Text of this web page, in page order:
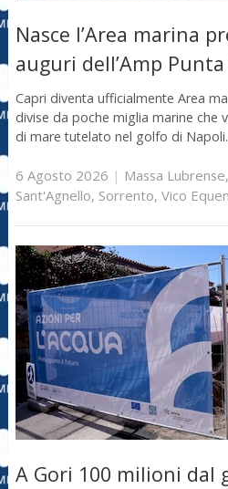
Nasce l’Area marina
auguri dell’Amp
Capri diventa ufficialmente Area
divise da poche miglia marine che
di mare tutelato nel golfo di
6 Agosto 2026 | Massa Lubrense,
Sant'Agnello, Sorrento, Vico
A Gori 100 milioni dal